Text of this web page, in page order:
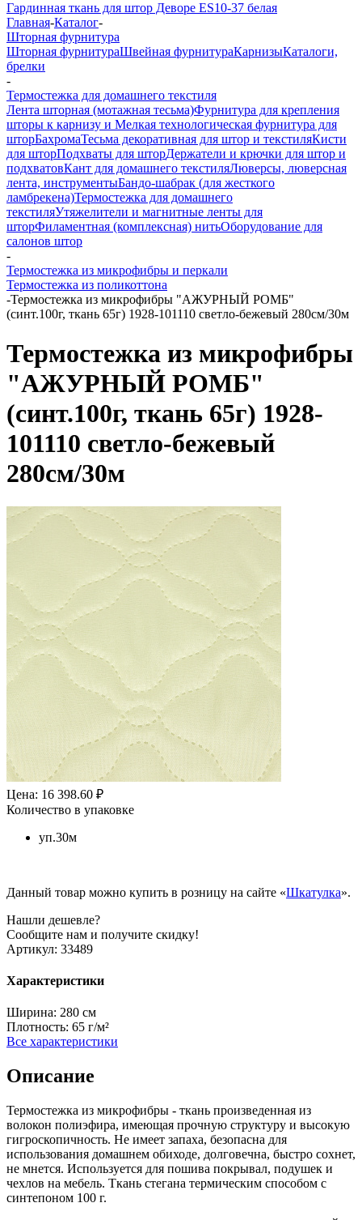
Гардинная ткань для штор Деворе ES10-37 белая
Главная-Каталог-
Шторная фурнитура
Шторная фурнитураШвейная фурнитураКарнизыКаталоги,
брелки
-
Термостежка для домашнего текстиля
Лента шторная (мотажная тесьма)Фурнитура для крепления
шторы к карнизу и Мелкая технологическая фурнитура для
шторБахромаТесьма декоративная для штор и текстиляКисти
для шторПодхваты для шторДержатели и крючки для штор и
подхватовКант для домашнего текстиляЛюверсы, люверсная
лента, инструментыБандо-шабрак (для жесткого
ламбрекена)Термостежка для домашнего
текстиляУтяжелители и магнитные ленты для
шторФиламентная (комплексная) нитьОборудование для
салонов штор
-
Термостежка из микрофибры и перкали
Термостежка из поликоттона
-Термостежка из микрофибры "АЖУРНЫЙ РОМБ"
(синт.100г, ткань 65г) 1928-101110 светло-бежевый 280см/30м
Термостежка из микрофибры
"АЖУРНЫЙ РОМБ"
(синт.100г, ткань 65г) 1928-
101110 светло-бежевый
280см/30м
Цена: 16 398.60 ₽
Количество в упаковке
уп.30м
Данный товар можно купить в розницу на сайте «Шкатулка».
Нашли дешевле?
Сообщите нам и получите скидку!
Артикул: 33489
Характеристики
Ширина: 280 см
Плотность: 65 г/м²
Все характеристики
Описание
Термостежка из микрофибры - ткань произведенная из
волокон полиэфира, имеющая прочную структуру и высокую
гигроскопичность. Не имеет запаха, безопасна для
использования домашнем обиходе, долговечна, быстро сохнет,
не мнется. Используется для пошива покрывал, подушек и
чехлов на мебель. Ткань стегана термическим способом с
синтепоном 100 г.